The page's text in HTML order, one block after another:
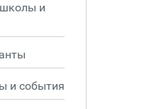
и
и события